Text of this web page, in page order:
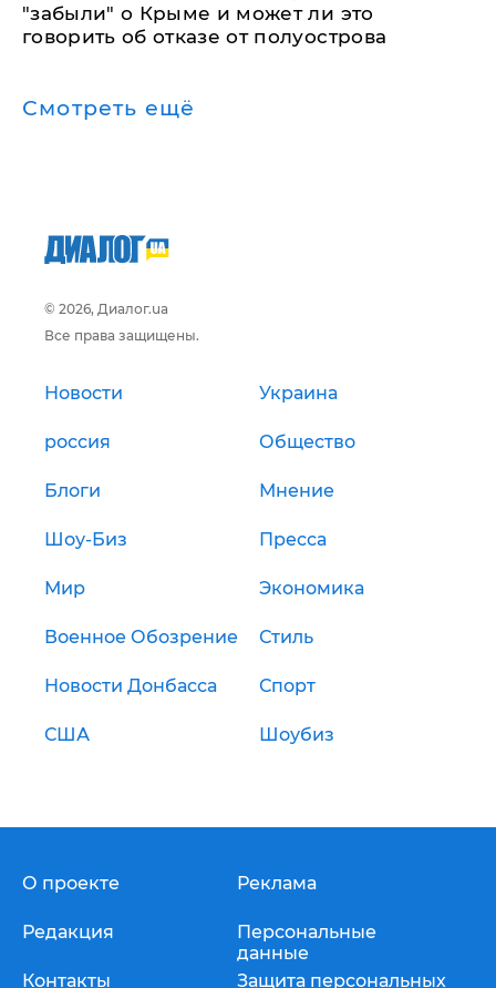
"забыли" о Крыме и может ли это
говорить об отказе от полуострова
Смотреть ещё
© 2026, Диалог.ua
Все права защищены.
Новости Украина
россия Общество
Блоги Мнение
Шоу-Биз Пресса
Мир Экономика
Военное Обозрение Стиль
Новости Донбасса Спорт
США Шоубиз
О проекте
Редакция
Контакты
Реклама
Персональные
данные
Защита персональных